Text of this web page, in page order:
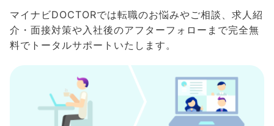
マイナビDOCTORでは転職のお悩みやご相談、求人紹
介・面接対策や入社後のアフターフォローまで完全無
料でトータルサポートいたします。